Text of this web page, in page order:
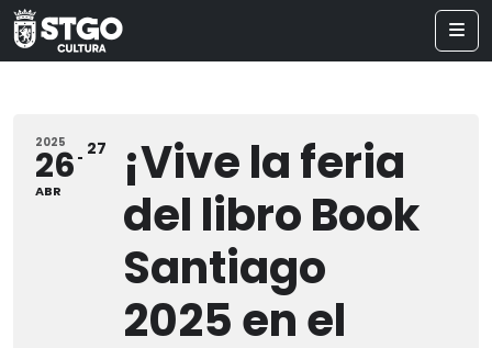
2025
26
ABR
27
¡Vive la feria
del libro Book
Santiago
2025 en el